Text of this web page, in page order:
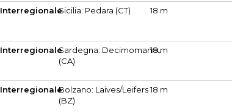
InterregionaleSicilia: Pedara (CT) 18 m
InterregionaleSardegna: Decimomannu
(CA)
18 m
InterregionaleBolzano: Laives/Leifers
(BZ)
18 m